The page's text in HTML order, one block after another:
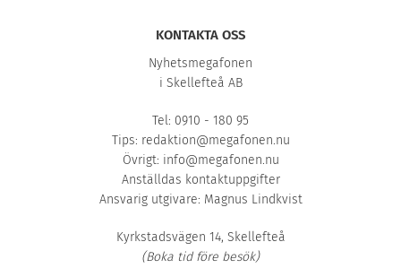
KONTAKTA OSS
Nyhetsmegafonen
i Skellefteå AB
Tel: 0910 - 180 95
Tips: redaktion@megafonen.nu
Övrigt: info@megafonen.nu
Anställdas kontaktuppgifter
Ansvarig utgivare: Magnus Lindkvist
Kyrkstadsvägen 14, Skellefteå
(Boka tid före besök)